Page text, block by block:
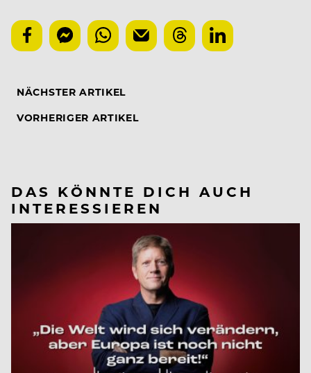
NÄCHSTER ARTIKEL
VORHERIGER ARTIKEL
DAS KÖNNTE DICH AUCH
INTERESSIEREN